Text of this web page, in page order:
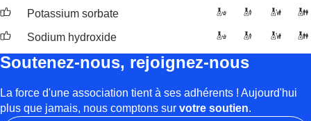
Potassium sorbate
Sodium hydroxide
Soutenez-nous, rejoignez-nous
La force d'une association tient à ses adhérents ! Aujourd'hui
plus que jamais, nous comptons sur votre soutien.